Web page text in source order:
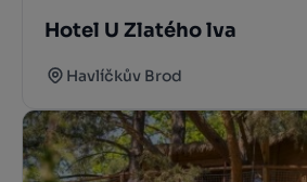
Hotel U Zlatého lva
Havlíčkův Brod